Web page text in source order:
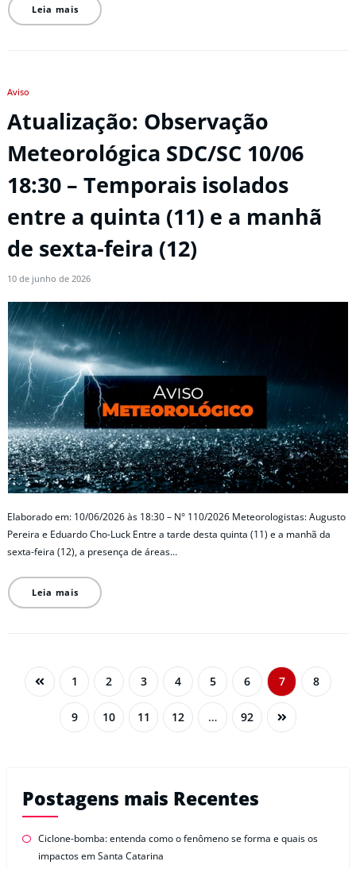
Leia mais
Aviso
Atualização: Observação
Meteorológica SDC/SC 10/06
18:30 – Temporais isolados
entre a quinta (11) e a manhã
de sexta-feira (12)
10 de junho de 2026
Elaborado em: 10/06/2026 às 18:30 – N° 110/2026 Meteorologistas: Augusto
Pereira e Eduardo Cho-Luck Entre a tarde desta quinta (11) e a manhã da
sexta-feira (12), a presença de áreas…
Leia mais
1 2 3 4 5 6 7 8
9 10 11 12 … 92
Postagens mais Recentes
Ciclone-bomba: entenda como o fenômeno se forma e quais os
impactos em Santa Catarina